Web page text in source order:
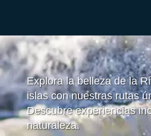
Explora la belleza de la
islas con nuestras rutas
Descubre experiencias
naturaleza.